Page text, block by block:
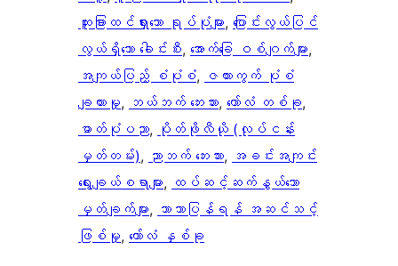
ထူးခြားထင်ရှားသော ရုပ်ပုံများ, ပြောင်းလွယ်ပြင်
လွယ်ရှိသော ခေါင်းစီး, အောက်ခြေ ဝစ်ဂျက်များ
အကျယ်ပြည့် စံပုံစံ, ဇယားကွက် ပုံစံ
ချထားမှု, ဘယ်ဘက် ဘေးဘား, ကော်လံ တစ်ခု
ဓာတ်ပုံပညာ, ပိုတ်ဖိုလီယို (လုပ်ငန်း
မှတ်တမ်း), ညာဘက် ဘေးဘား, အခင်းအကျင်း
ရွေးချယ်စရာများ, ထပ်ဆင့်ဆက်နွယ်သော
မှတ်ချက်များ, ဘာသာပြန်ရန် အဆင်သင့်
ဖြစ်မှု, ကော်လံ နှစ်ခု